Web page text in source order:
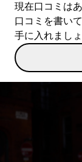
現在口コミは
口コミを書い
手に入れましょ